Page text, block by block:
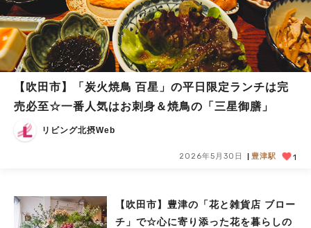
【吹田市】「炭火焼鳥 百星」の平日限定ランチは完
売必至☆一番人気はお刺身＆焼鳥の「三星御膳」
リビング北摂Web
2026年5月30日 豊津駅 1
【吹田市】豊津の「花と雑貨店 ブロー
チ」で☆心に寄り添った花を暮らしの